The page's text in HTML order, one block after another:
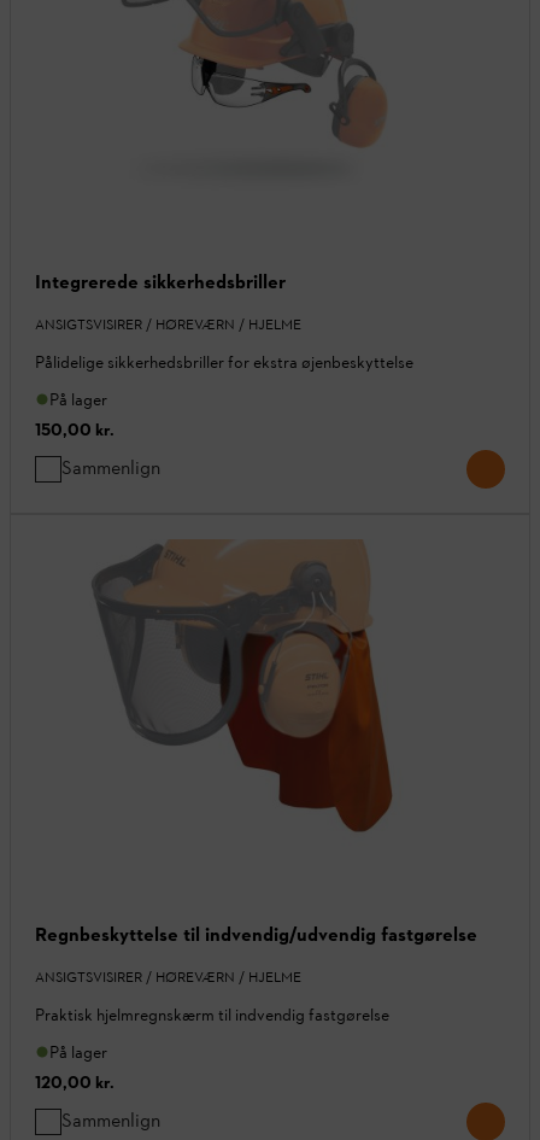
Integrerede sikkerhedsbriller
ANSIGTSVISIRER / HØREVÆRN / HJELME
Pålidelige sikkerhedsbriller for ekstra øjenbeskyttelse
På lager
150,00 kr.
Sammenlign
Regnbeskyttelse til indvendig/udvendig fastgørelse
ANSIGTSVISIRER / HØREVÆRN / HJELME
Praktisk hjelmregnskærm til indvendig fastgørelse
På lager
120,00 kr.
Sammenlign